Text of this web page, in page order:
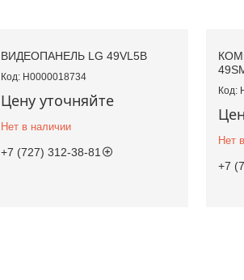
ВИДЕОПАНЕЛЬ LG 49VL5B
Н0000018734
Цену уточняйте
Нет в наличии
+7 (727) 312-38-81
Нет
+7